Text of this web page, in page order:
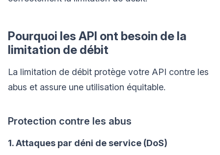
Pourquoi les API ont besoin de la
limitation de débit
La limitation de débit protège votre API contre les
abus et assure une utilisation équitable.
Protection contre les abus
1. Attaques par déni de service (DoS)